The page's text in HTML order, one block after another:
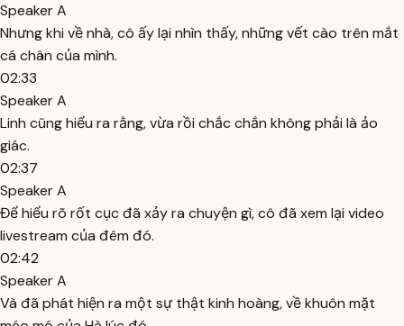
Speaker A
Nhưng khi về nhà, cô ấy lại nhìn thấy, những vết cào trên mắt
cá chân của mình.
02:33
Speaker A
Linh cũng hiểu ra rằng, vừa rồi chắc chắn không phải là ảo
giác.
02:37
Speaker A
Để hiểu rõ rốt cục đã xảy ra chuyện gì, cô đã xem lại video
livestream của đêm đó.
02:42
Speaker A
Và đã phát hiện ra một sự thật kinh hoàng, về khuôn mặt